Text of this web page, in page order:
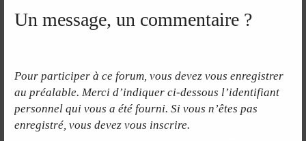
Un message, un commentaire ?
Pour participer à ce forum, vous devez vous enregistrer
au préalable. Merci d’indiquer ci-dessous l’identifiant
personnel qui vous a été fourni. Si vous n’êtes pas
enregistré, vous devez vous inscrire.